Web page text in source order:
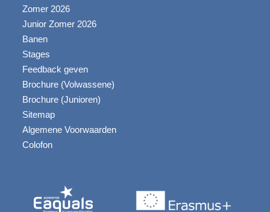
Zomer 2026
Junior Zomer 2026
Banen
Stages
Feedback geven
Brochure (Volwassene)
Brochure (Junioren)
Sitemap
Algemene Voorwaarden
Colofon